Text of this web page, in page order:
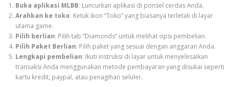
Buka aplikasi MLBB: Luncurkan aplikasi di ponsel cerdas Anda.
Arahkan ke toko: Ketuk ikon “Toko” yang biasanya terletak di layar
utama game.
Pilih berlian: Pilih tab “Diamonds” untuk melihat opsi pembelian.
Pilih Paket Berlian: Pilih paket yang sesuai dengan anggaran Anda.
Lengkapi pembelian: Ikuti instruksi di layar untuk menyelesaikan
transaksi Anda menggunakan metode pembayaran yang disukai seperti
kartu kredit, paypal, atau penagihan seluler.